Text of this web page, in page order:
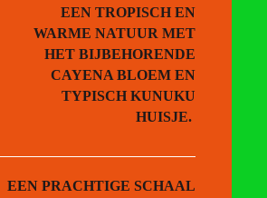
EEN TROPISCH EN
WARME NATUUR MET
HET BIJBEHORENDE
CAYENA BLOEM EN
TYPISCH KUNUKU
HUISJE.
EEN PRACHTIGE SCHAAL